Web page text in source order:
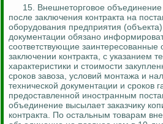
15. Внешнеторговое
после заключения контракта на
оборудования предприятия (объекта)
документации обязано
соответствующие заинтересованные
заключении контракта, с указанием
характеристики и стоимости
сроков завоза, условий монтажа и
технической документации и сроков
предоставленной иностранным
объединение высылает заказчику
контракта. По остальным товарам